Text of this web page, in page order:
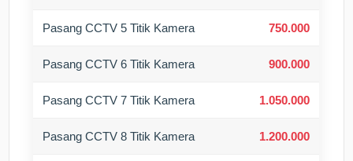
Pasang CCTV 5 Titik Kamera 750.000
Pasang CCTV 6 Titik Kamera 900.000
Pasang CCTV 7 Titik Kamera 1.050.000
Pasang CCTV 8 Titik Kamera 1.200.000